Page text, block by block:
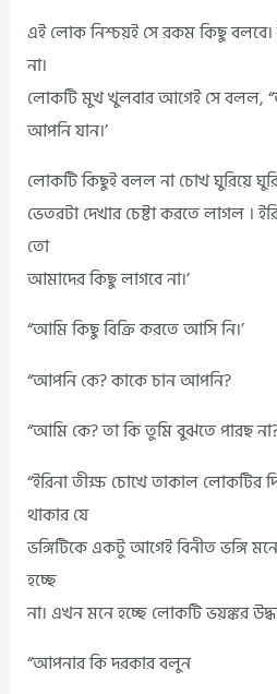
এই লোক নিশ্চয়ই সে রকম কিছু বলবে।
না।
লোকটি মুখ খুলবার আগেই সে বলল,
আপনি যান।’
লোকটি কিছুই বলল না চোখ ঘুরিয়ে
ভেতরটা দেখার চেষ্টা করতে লাগল ।
তো
আমাদের কিছু লাগবে না।’
“আমি কিছু বিক্রি করতে আসি নি।’
“আপনি কে? কাকে চান আপনি?
“আমি কে? তা কি তুমি বুঝতে পারছ
“ইরিনা তীক্ষ চোখে তাকাল লোকটির
থাকার যে
ভঙ্গিটিকে একটু আগেই বিনীত ভঙ্গি
হচ্ছে
না। এখন মনে হচ্ছে লোকটি ভয়ঙ্কর
“আপনার কি দরকার বলুন